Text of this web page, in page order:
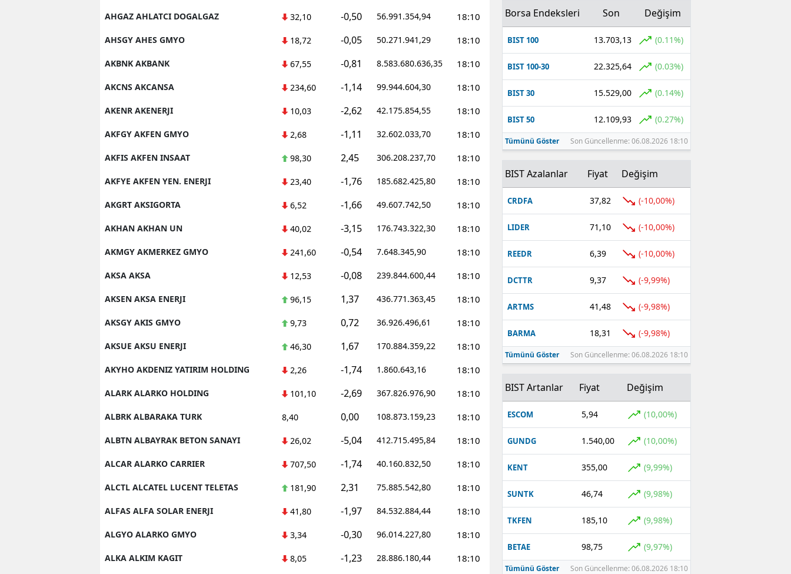
AHGAZ AHLATCI DOGALGAZ 32,10 -0,50 56.991.354,94 18:10
AHSGY AHES GMYO 18,72 -0,05 50.271.941,29 18:10
AKBNK AKBANK 67,55 -0,81 8.583.680.636,35 18:10
AKCNS AKCANSA 234,60 -1,14 99.944.604,30 18:10
AKENR AKENERJI 10,03 -2,62 42.175.854,55 18:10
AKFGY AKFEN GMYO 2,68 -1,11 32.602.033,70 18:10
AKFIS AKFEN INSAAT 98,30 2,45 306.208.237,70 18:10
AKFYE AKFEN YEN. ENERJI 23,40 -1,76 185.682.425,80 18:10
AKGRT AKSIGORTA 6,52 -1,66 49.607.742,50 18:10
AKHAN AKHAN UN 40,02 -3,15 176.743.322,30 18:10
AKMGY AKMERKEZ GMYO 241,60 -0,54 7.648.345,90 18:10
AKSA AKSA 12,53 -0,08 239.844.600,44 18:10
AKSEN AKSA ENERJI 96,15 1,37 436.771.363,45 18:10
AKSGY AKIS GMYO 9,73 0,72 36.926.496,61 18:10
AKSUE AKSU ENERJI 46,30 1,67 170.884.359,22 18:10
AKYHO AKDENIZ YATIRIM HOLDING 2,26 -1,74 1.860.643,16 18:10
ALARK ALARKO HOLDING 101,10 -2,69 367.826.976,90 18:10
ALBRK ALBARAKA TURK 8,40 0,00 108.873.159,23 18:10
ALBTN ALBAYRAK BETON SANAYI 26,02 -5,04 412.715.495,84 18:10
ALCAR ALARKO CARRIER 707,50 -1,74 40.160.832,50 18:10
ALCTL ALCATEL LUCENT TELETAS 181,90 2,31 75.885.542,80 18:10
ALFAS ALFA SOLAR ENERJI 41,80 -1,97 84.532.884,44 18:10
ALGYO ALARKO GMYO 3,34 -0,30 96.014.227,80 18:10
ALKA ALKIM KAGIT 8,05 -1,23 28.886.180,44 18:10
Borsa Endeksleri Son Değişim
BIST 100 13.703,13 (0.11%)
BIST 100-30 22.325,64 (0.03%)
BIST 30 15.529,00 (0.14%)
BIST 50 12.109,93 (0.27%)
Tümünü Göster Son Güncellenme: 06.08.2026 18:10
BIST Azalanlar Fiyat Değişim
CRDFA 37,82 (-10,00%)
LIDER 71,10 (-10,00%)
REEDR 6,39 (-10,00%)
DCTTR 9,37 (-9,99%)
ARTMS 41,48 (-9,98%)
BARMA 18,31 (-9,98%)
Tümünü Göster Son Güncellenme: 06.08.2026 18:10
BIST Artanlar Fiyat Değişim
ESCOM 5,94 (10,00%)
GUNDG 1.540,00 (10,00%)
KENT 355,00 (9,99%)
SUNTK 46,74 (9,98%)
TKFEN 185,10 (9,98%)
BETAE 98,75 (9,97%)
Tümünü Göster Son Güncellenme: 06.08.2026 18:10